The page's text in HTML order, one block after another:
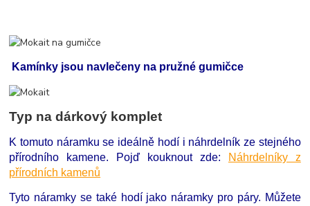
Kamínky jsou navlečeny na pružné gumičce
Typ na dárkový komplet
K tomuto náramku se ideálně hodí i náhrdelník ze stejného
přírodního kamene. Pojď kouknout zde:
Náhrdelníky z
přírodních kamenů
Tyto náramky se také hodí jako náramky pro páry. Můžete